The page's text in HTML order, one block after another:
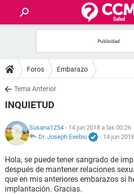
FOROS
SALUD
FAMILIA
NUTRICIÓN
BIENESTAR
SEXUALIDAD
Foros Embarazo
Tema Anterior
INQUIETUD
Susana1254 - 14 jun 2018 a las 00:26
Dr. Joseph Exebio
- 14 jun
Hola, se puede tener sangrado de
después de mantener relaciones
que en mis anteriores embarazos si
implantación. Gracias.